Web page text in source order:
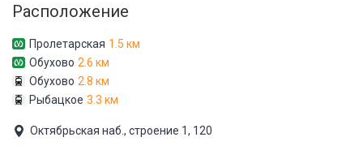
Расположение
Пролетарская 1.5 км
Обухово 2.6 км
Обухово 2.8 км
Рыбацкое 3.3 км
Октябрьская наб., строение 1, 120